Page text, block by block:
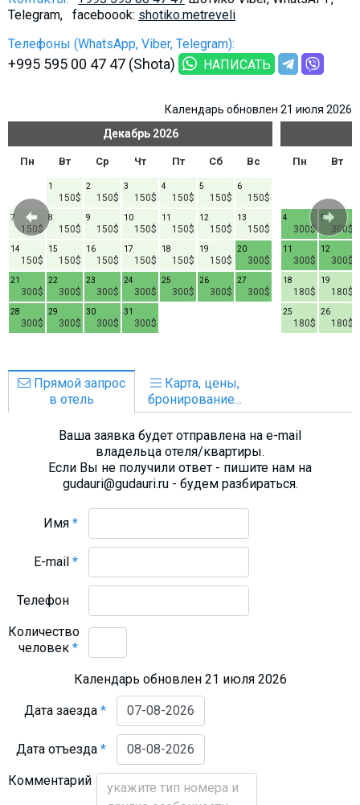
Telegram, faceboook: shotiko.metreveli
Телефоны (WhatsApp, Viber, Telegram):
+995 595 00 47 47 (Shota) НАПИСАТЬ
Календарь обновлен 21 июля 2026
Декабрь 2026
Пн Вт Ср Чт Пт Сб Вс
150$
1
150$
2
150$
3
150$
4
150$
5
150$
6
150$
7
150$
8
150$
9
150$
10
150$
11
150$
12
150$
13
150$
14
150$
15
150$
16
150$
17
150$
18
150$
19
300$
20
300$
21
300$
22
300$
23
300$
24
300$
25
300$
26
300$
27
300$
28
300$
29
300$
30
300$
31
Пн Вт
300$
4
300$
5
300$
11
300$
12
180$
18
180$
19
180$
25
180$
26
Прямой запрос
в отель
Карта, цены,
бронирование...
Ваша заявка будет отправлена на e-mail
владельца отеля/квартиры.
Если Вы не получили ответ - пишите нам на
gudauri@gudauri.ru - будем разбираться.
Имя*
E-mail*
Телефон
Количество
человек*
Календарь обновлен 21 июля 2026
Дата заезда*
Дата отъезда*
Комментарий
Безопасность